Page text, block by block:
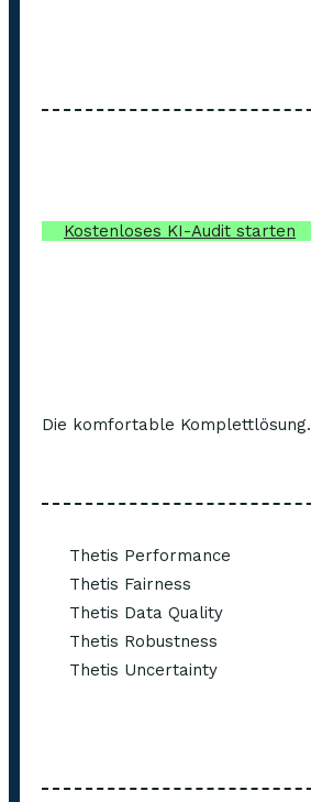
Kostenloses KI-Audit starten
Die komfortable Komplettlösung.
Thetis Performance
Thetis Fairness
Thetis Data Quality
Thetis Robustness
Thetis Uncertainty